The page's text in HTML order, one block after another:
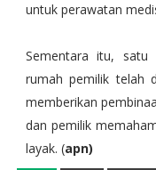
untuk perawatan
Sementara itu,
rumah pemilik telah
memberikan
dan pemilik
layak. (apn)